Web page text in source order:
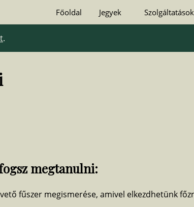
Főoldal Jegyek Szolgáltatások
.
megtanulni:
fűszer megismerése, amivel elkezdhetünk